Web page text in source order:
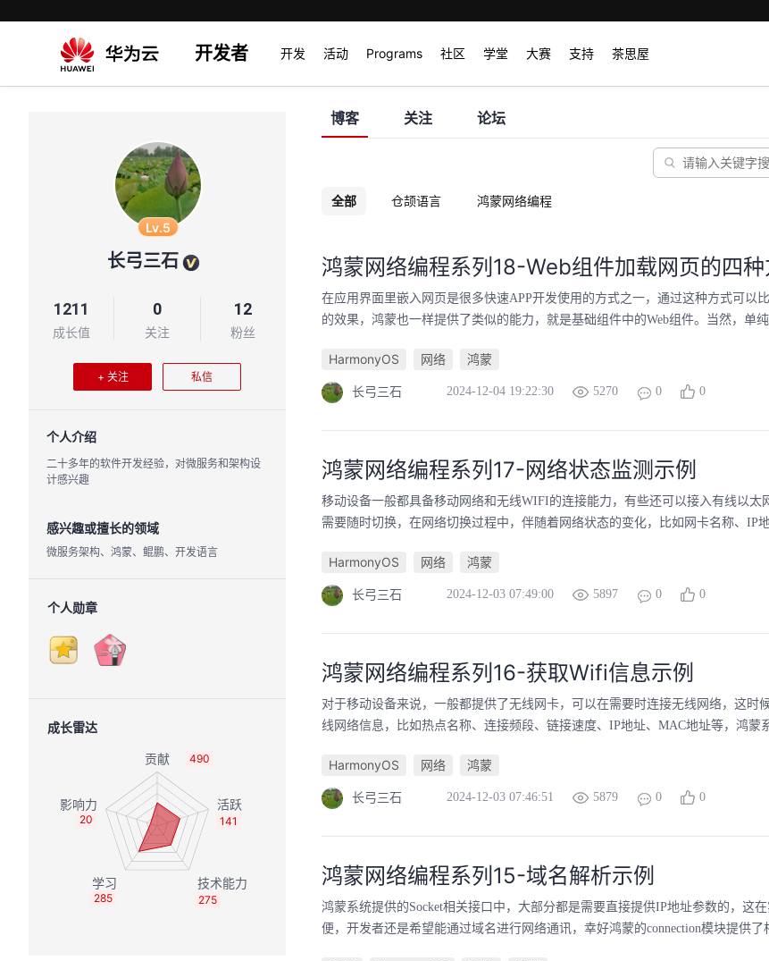
开发者 开发 活动 Programs 社区 学堂 大赛 支持 茶思屋
Lv.5
长弓三石
1211
成长值
0
关注
12
粉丝
+ 关注 私信
个人介绍
二十多年的软件开发经验，对微服务和架构设
计感兴趣
感兴趣或擅长的领域
微服务架构、鸿蒙、鲲鹏、开发语言
个人勋章
成长雷达
490
141
275
285
20
博客 关注 论坛
全部 仓颉语言 鸿蒙网络编程
鸿蒙网络编程系列18-Web组件加载网页的四种
在应用界面里嵌入网页是很多快速APP开发使用的方式之一，通过这种方式可以
的效果，鸿蒙也一样提供了类似的能力，就是基础组件中的Web组件。当然，单
HarmonyOS 网络 鸿蒙
长弓三石 2024-12-04 19:22:30 5270 0 0
鸿蒙网络编程系列17-网络状态监测示例
移动设备一般都具备移动网络和无线WIFI的连接能力，有些还可以接入有线以太
需要随时切换，在网络切换过程中，伴随着网络状态的变化，比如网卡名称、IP
HarmonyOS 网络 鸿蒙
长弓三石 2024-12-03 07:49:00 5897 0 0
鸿蒙网络编程系列16-获取Wifi信息示例
对于移动设备来说，一般都提供了无线网卡，可以在需要时连接无线网络，这时
线网络信息，比如热点名称、连接频段、链接速度、IP地址、MAC地址等，鸿蒙
HarmonyOS 网络 鸿蒙
长弓三石 2024-12-03 07:46:51 5879 0 0
鸿蒙网络编程系列15-域名解析示例
鸿蒙系统提供的Socket相关接口中，大部分都是需要直接提供IP地址参数的，这
便，开发者还是希望能通过域名进行网络通讯，幸好鸿蒙的connection模块提供